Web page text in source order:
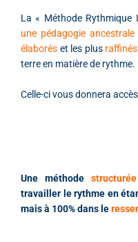
La « Méthode
une pédagogie ancestrale
élaborés et les plus raffinés
terre en matière de rythme.
Celle-ci vous donnera
Une méthode
travailler le rythme en
mais à 100% dans le